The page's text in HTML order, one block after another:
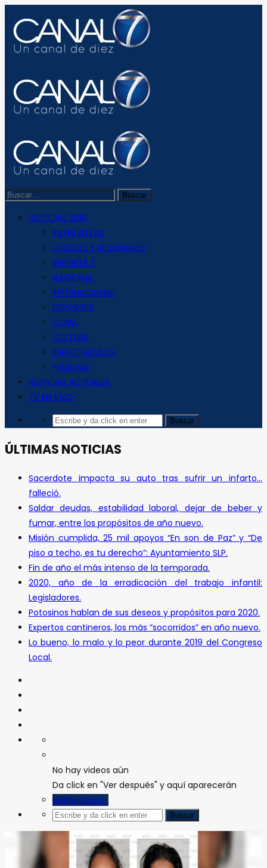
NOTICIAS 2019
ENTREVISTAS
LOCALES Y REGIONALES
REPORTE 7
NACIONAL
INTERNACIONAL
DEPORTES
CLIMA
CULTURA
ESPECTACULOS
FINANZAS
NOTICIAS ACTUALES
TV EN VIVO
ÚLTIMAS NOTICIAS
Sacerdote impacta su auto tras sufrir un infarto…
falleció.
Saldar deudas, estabilidad laboral, dejar de beber y
fumar, entre los propósitos de año nuevo.
Misión cumplida, 25 mil apoyos “En son de Paz” y “De
piso a techo, es tu derecho”: Ayuntamiento SLP.
Fin de año el más intenso de la temporada.
2020, año de la erradicación del trabajo infantil:
Legisladores.
Potosinos hablan de sus deseos y propósitos para 2020.
Expertos cantineros, los más “socorridos” en año nuevo.
Lo bueno, lo malo y lo peor durante 2019 del Congreso
Local.
No hay videos aún
Da click en "Ver después" y aquí aparecerán
Verlos todos